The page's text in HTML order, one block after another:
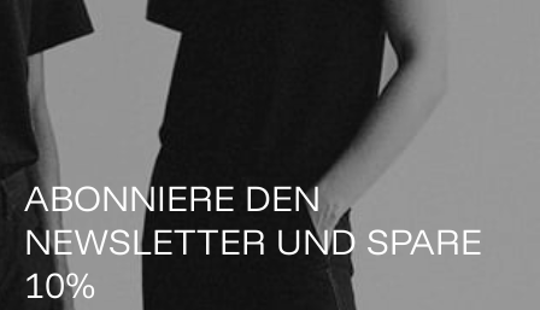
ABONNIERE DEN
NEWSLETTER UND SPARE
10%